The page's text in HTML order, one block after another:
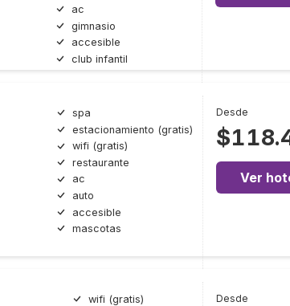
ac
gimnasio
accesible
club infantil
spa
estacionamiento (gratis)
wifi (gratis)
restaurante
ac
auto
accesible
mascotas
Desde
Ver
wifi (gratis)
Desde